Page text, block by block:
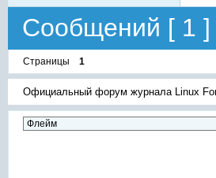
Сообщений [ 1 ]
Страницы 1
Официальный форум журнала Linux